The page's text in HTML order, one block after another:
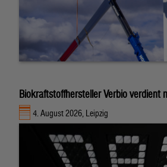
Biokraftstoffhersteller Verbio verdient
4. August 2026, Leipzig